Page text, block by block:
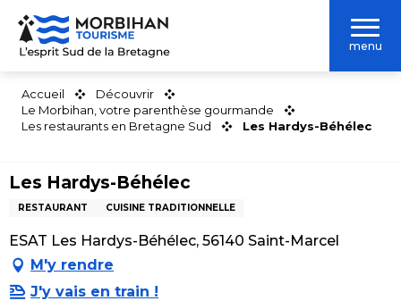
Aller
contenu
menu
Accueil
Découvrir
Le Morbihan, votre parenthèse gourmande
Les restaurants en Bretagne Sud
Les Hardys-Béhélec
Les Hardys-Béhélec
RESTAURANT CUISINE TRADITIONNELLE
ESAT Les Hardys-Béhélec, 56140 Saint-Marcel
M'y rendre
J'y vais en train !